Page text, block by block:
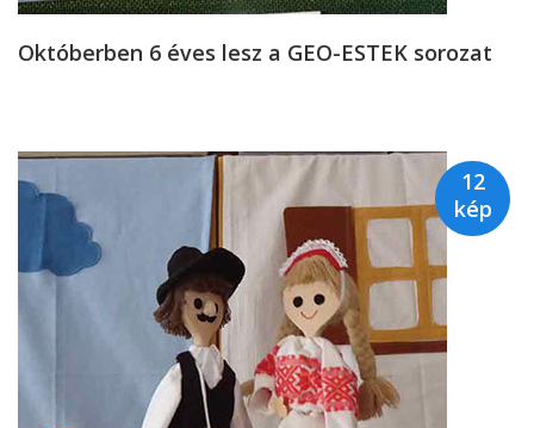
Októberben 6 éves lesz a GEO-ESTEK sorozat
12
kép